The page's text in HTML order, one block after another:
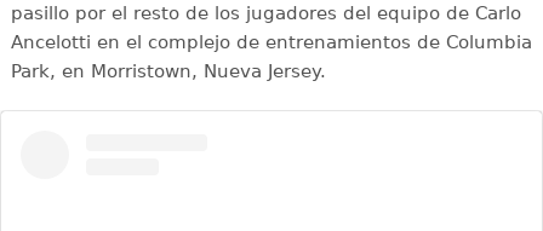
pasillo por el resto de los jugadores del equipo de Carlo
Ancelotti en el complejo de entrenamientos de Columbia
Park, en Morristown, Nueva Jersey.